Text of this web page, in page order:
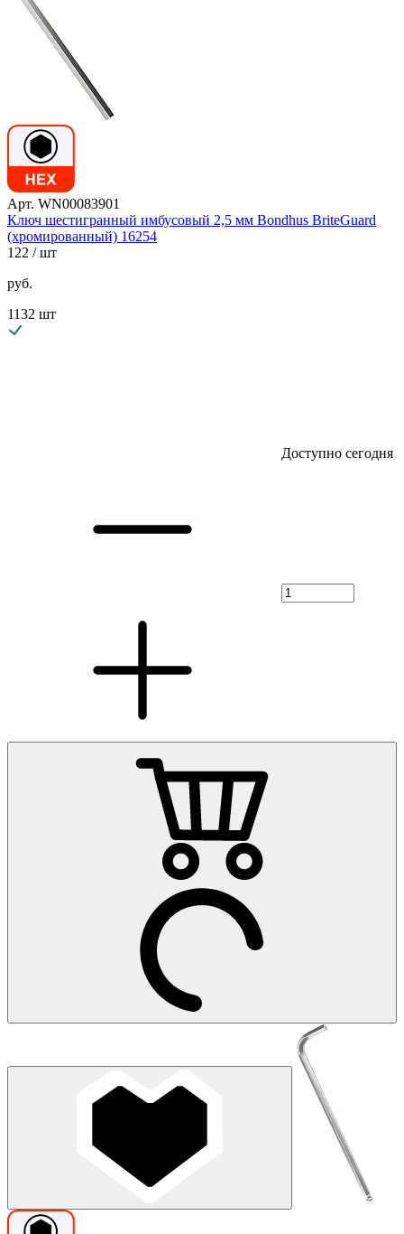
Арт. WN00083901
Ключ шестигранный имбусовый 2,5 мм Bondhus BriteGuard
(хромированный) 16254
122 / шт
руб.
1132 шт
Доступно сегодня